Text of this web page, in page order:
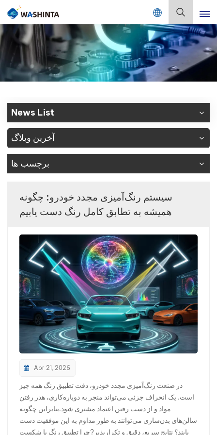
Mix Color Online
English
Français
Deutsch
Русский
Español
Português
日本語
한국어
بالعربية
فارسی
中文
News List
آخرین وبلاگ
برچسب ها
سیستم رنگ‌آمیزی مجدد خودرو: چگونه
همیشه به تطابق کامل رنگ دست یابیم
Apr 21, 2026
در صنعت رنگ‌آمیزی مجدد خودرو، دقت تطبیق رنگ همه چیز
است. یک انحراف جزئی می‌تواند منجر به دوباره‌کاری، هدر رفتن
مواد و از دست رفتن اعتماد مشتری شود.بنابراین چگونه
سالن‌های بدن‌سازی می‌توانند به طور مداوم به این موفقیت دست
یابند؟ نتایج سریع، دقیق و تکرارپذیر?چرا تطبیق رنگ با شکست